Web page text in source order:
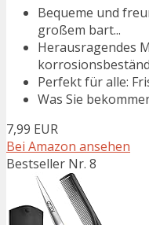
Bequeme und
großem bart...
Herausragendes
Perfekt für alle:
Was Sie
7,99 EUR
Bei Amazon ansehen
Bestseller Nr. 8